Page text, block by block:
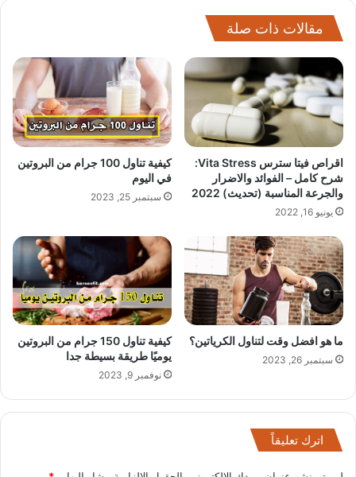
مقالات ذات صلة
اقراص فيتا سترس Vita Stress:
شرح كامل – الفوائد والاضرار
والجرعة المناسبة (تحديث) 2022
يونيو 16, 2022
كيفية تناول 100 جرام من البروتين
في اليوم
سبتمبر 25, 2023
ما هو افضل وقت لتناول الكرياتين؟
سبتمبر 26, 2023
كيفية تناول 150 جرام من البروتين
يوميًا طريقة بسيطة جدا
نوفمبر 9, 2023
اترك تعليقاً